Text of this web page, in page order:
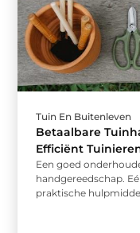
Tuin En Buitenleven
Betaalbare
Efficiënt
Een goed
handgereedschap.
praktische